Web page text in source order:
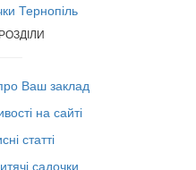
Тернопіль
Ваш заклад
на сайті
статті
садочки